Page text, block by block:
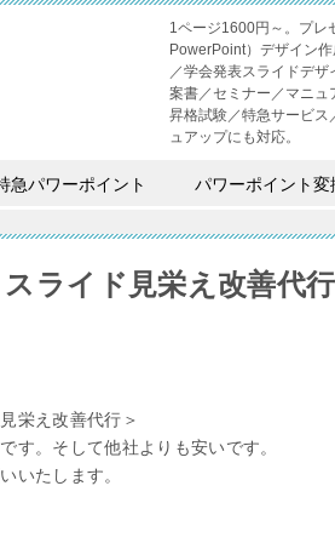
1ページ1600円～。プレ
PowerPoint）デザイン
／学会発表スライドデ
案書／セミナー／マニュ
昇格試験／特急サービ
ュアップにも対応。
急パワーポイント パワーポイント変
ライド見栄え改善代行
栄え改善代行＞
す。そして他社よりも安いです。
いたします。